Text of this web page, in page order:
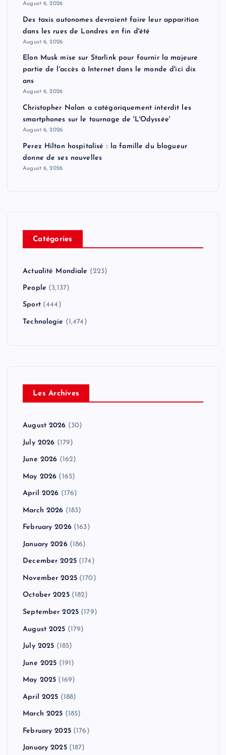
August 6, 2026
Des taxis autonomes devraient faire leur apparition
dans les rues de Londres en fin d'été
August 6, 2026
Elon Musk mise sur Starlink pour fournir la majeure
partie de l'accès à Internet dans le monde d'ici dix
ans
August 6, 2026
Christopher Nolan a catégoriquement interdit les
smartphones sur le tournage de 'L'Odyssée'
August 6, 2026
Perez Hilton hospitalisé : la famille du blogueur
donne de ses nouvelles
August 6, 2026
Catégories
Actualité Mondiale (223)
People (3,137)
Sport(444)
Technologie (1,474)
Les Archives
August 2026 (30)
July 2026 (179)
June 2026 (162)
May 2026 (165)
April 2026 (176)
March 2026 (183)
February 2026(163)
January 2026(186)
December 2025(174)
November 2025(170)
October 2025(182)
September 2025 (179)
August 2025 (179)
July 2025 (185)
June 2025 (191)
May 2025 (169)
April 2025 (188)
March 2025 (185)
February 2025(176)
January 2025(187)